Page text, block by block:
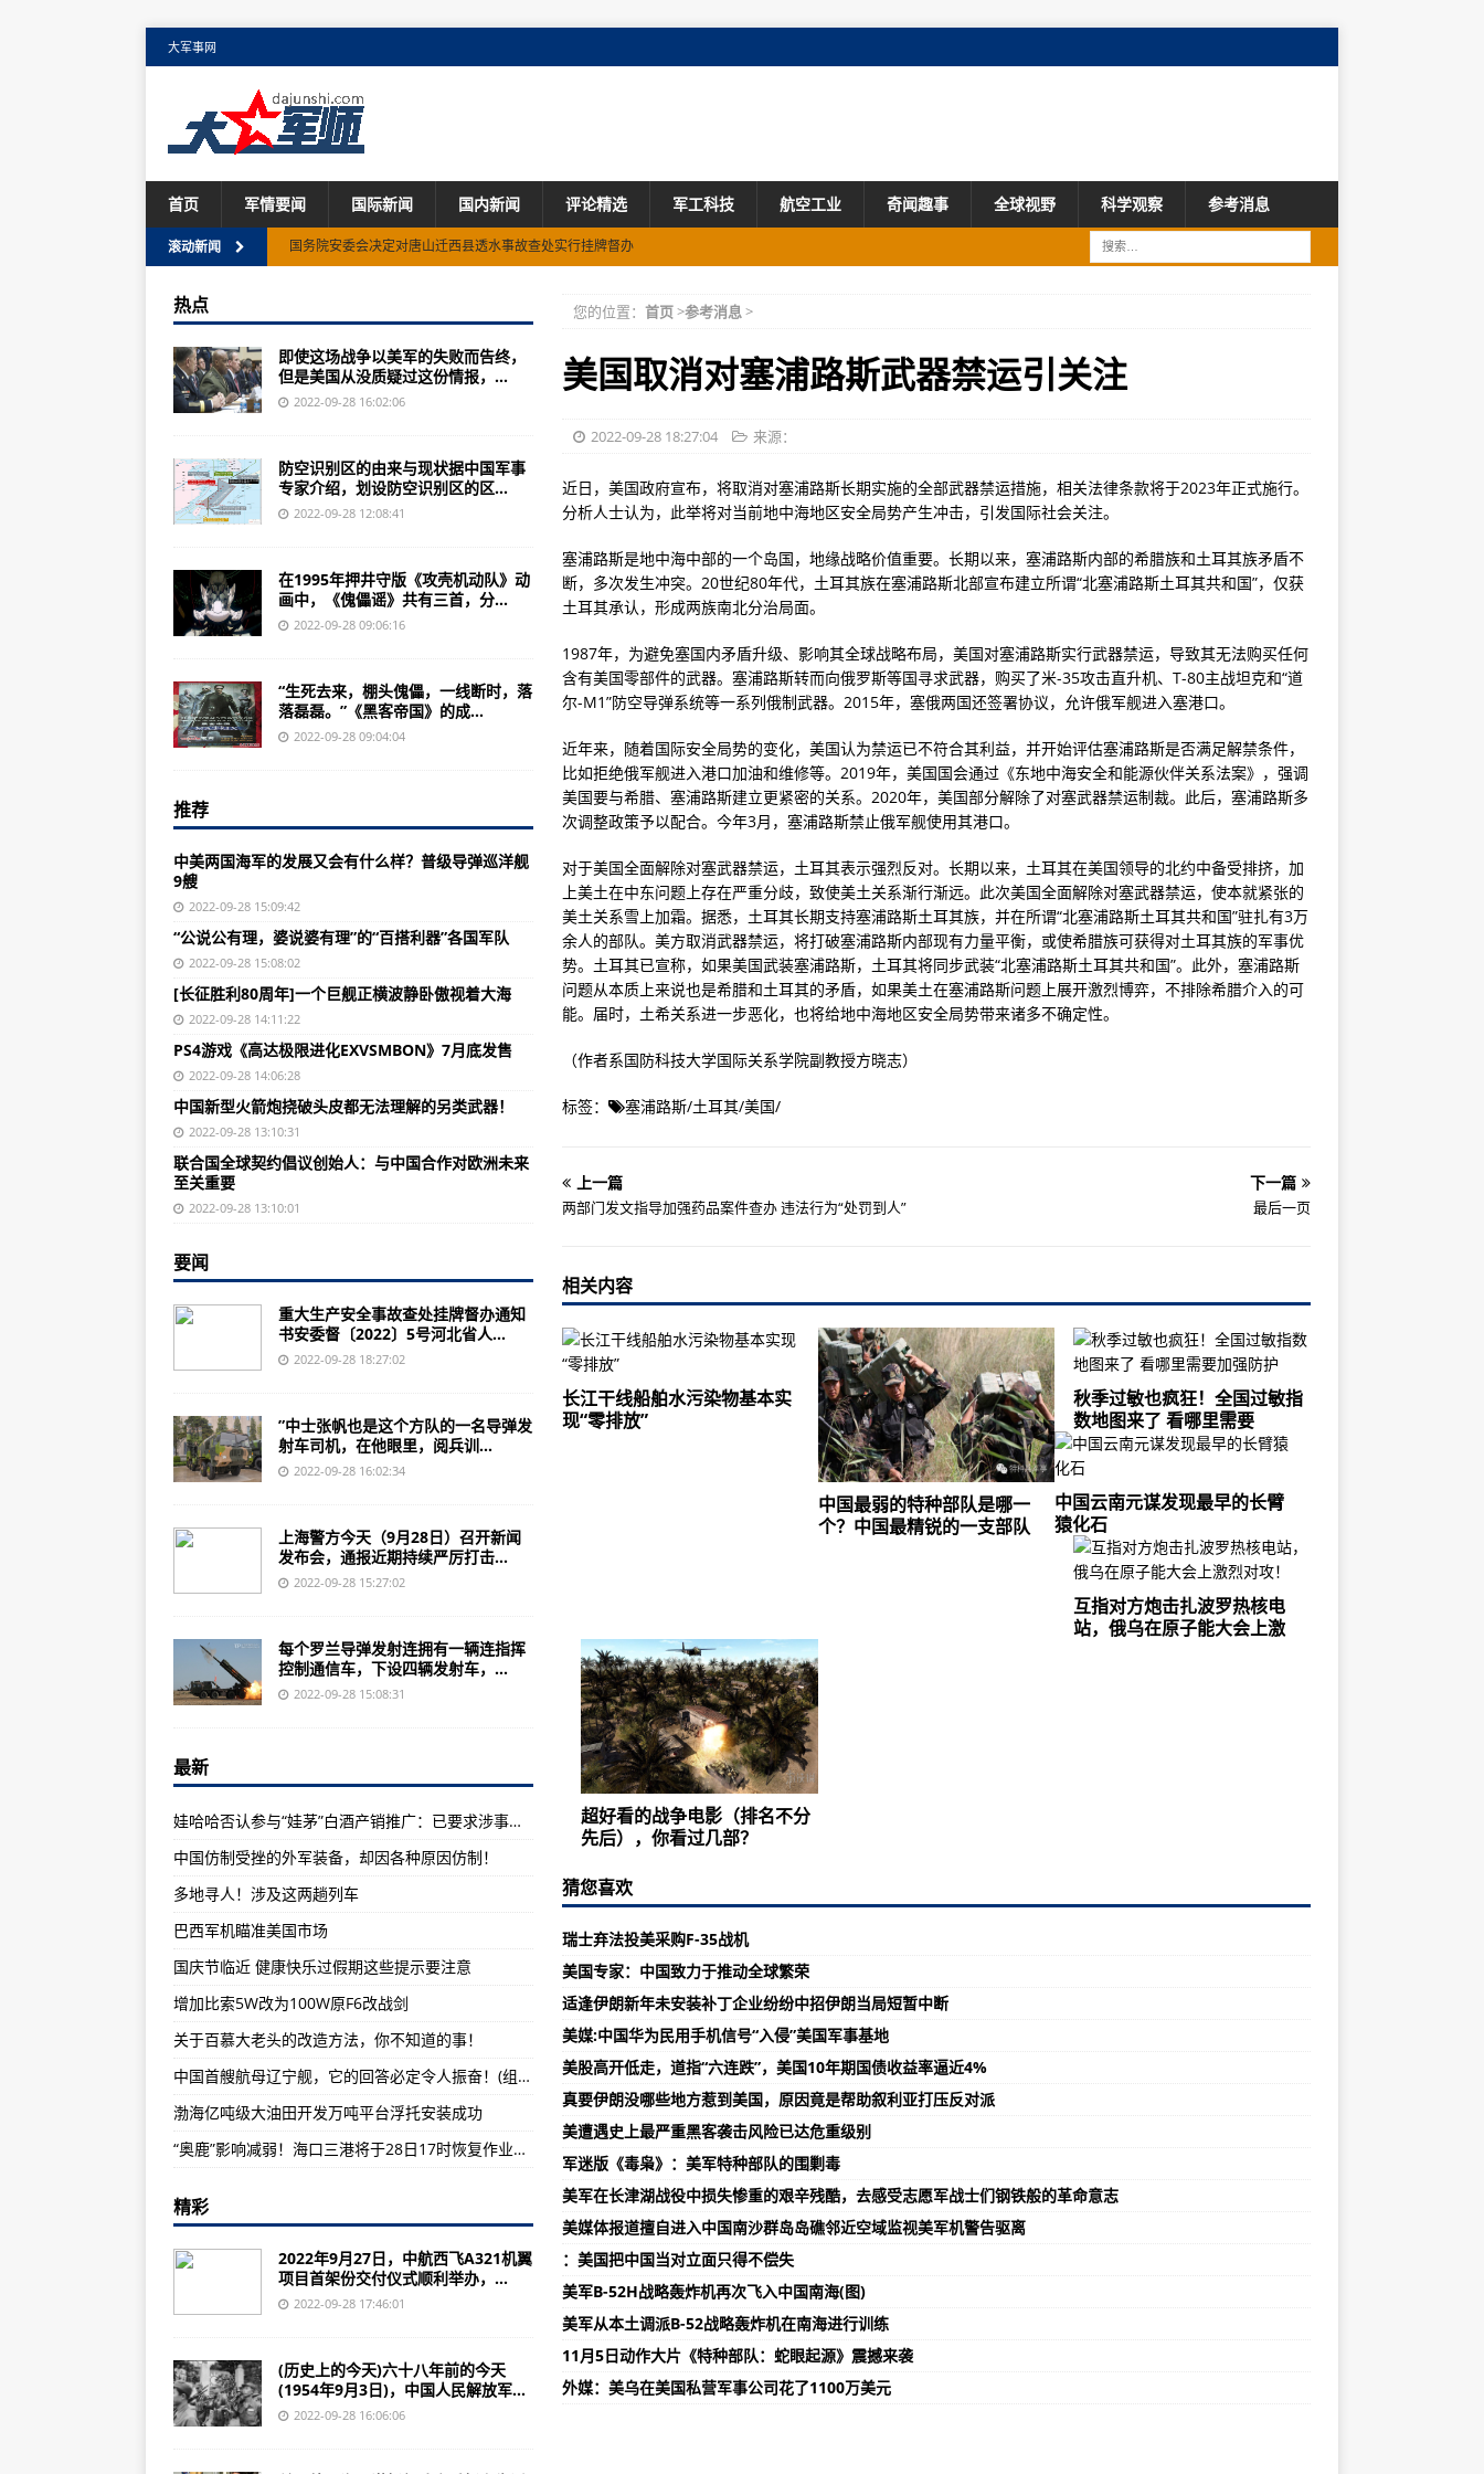
大军事网
首页 军情要闻 国际新闻 国内新闻 评论精选 军工科技 航空工业 奇闻趣事 全球视野 科学观察 参考消息
滚动新闻
国务院安委会决定对唐山迁西县透水事故查处实行挂牌督办
中国仿制受挫的外军装备，却因各种原因仿制！
051型导弹驱逐舰：中国海军中型水面舰只严重不足
新的管理暂行条例最新进展：基准军衔和辅助军衔(图)
阿富汗猎犬多少钱一只？智商低的原因是什么？
简氏防务周刊：巴基斯坦展示中国制造16轮导弹发射车
1958年7月叶飞火速回福州作战室接总参保密电话
中国最“金贵”的车：造价贵更是百倍
美国中情报局一九九四年高科技手段窃取志愿军秘密情报(图)
多地寻人！涉及这两趟列车
波兰向德国索赔揭开欧洲裂痕
两部门发文指导加强药品案件查办 违法行为“处罚到人”
上海警方侦破一批跨境赌博案 收缴资金资产1.7亿余元
中国空军战力排行榜：354对空搜索雷达(组图)
中美两国海军的发展又会有什么样？普级导弹巡洋舰9艘
世界航母百年历史：中国官兵的期盼和如山的重任
“公说公有理，婆说婆有理”的“百搭利器”各国军队
水浒中，武松，“酒壮怂人胆”，这种说法是否正确？
[长征胜利80周年]一个巨舰正横波静卧傲视着大海
台海紧张局势被佩洛西访台拱起来之后中国大规模军演
德国海军潜艇部队官兵艇上的生活环境和饮食条件
解放军单兵装备有多贵 万里马接待大秦基金、羽翰资产等机构调研
中国最弱的特种部队是哪一个？中国最精锐的一支部队
西藏军区边防部队中首见的“单兵外骨骼”装备“首次亮相”
通讯：中泰铁路建设逐步推进 区域互联互通图景渐清晰
中国首艘航母辽宁舰，它的回答必定令人振奋！(组图)
美国专家：中国致力于推动全球繁荣
联合国全球契约倡议创始人：与中国合作对欧洲未来至关重要
《高达破坏者3》评测：喜欢高达的小伙伴们
“机器狗”是战士们在枯燥的演习之后娱乐用的吗？
歼7、歼8等三代机占主力机型取得实质进展
美国取消对塞浦路斯武器禁运引关注
娃哈哈否认参与“娃茅”白酒产销推广：已要求涉事方立即停止不当宣传
您的位置： 首页>参考消息>
美国取消对塞浦路斯武器禁运引关注
2022-09-28 18:27:04 来源：
近日，美国政府宣布，将取消对塞浦路斯长期实施的全部武器禁运措施，相关法律条款将于2023年正式施行。
分析人士认为，此举将对当前地中海地区安全局势产生冲击，引发国际社会关注。
塞浦路斯是地中海中部的一个岛国，地缘战略价值重要。长期以来，塞浦路斯内部的希腊族和土耳其族矛盾不
断，多次发生冲突。20世纪80年代，土耳其族在塞浦路斯北部宣布建立所谓“北塞浦路斯土耳其共和国”，仅获
土耳其承认，形成两族南北分治局面。
1987年，为避免塞国内矛盾升级、影响其全球战略布局，美国对塞浦路斯实行武器禁运，导致其无法购买任何
含有美国零部件的武器。塞浦路斯转而向俄罗斯等国寻求武器，购买了米-35攻击直升机、T-80主战坦克和“道
尔-M1”防空导弹系统等一系列俄制武器。2015年，塞俄两国还签署协议，允许俄军舰进入塞港口。
近年来，随着国际安全局势的变化，美国认为禁运已不符合其利益，并开始评估塞浦路斯是否满足解禁条件，
比如拒绝俄军舰进入港口加油和维修等。2019年，美国国会通过《东地中海安全和能源伙伴关系法案》，强调
美国要与希腊、塞浦路斯建立更紧密的关系。2020年，美国部分解除了对塞武器禁运制裁。此后，塞浦路斯多
次调整政策予以配合。今年3月，塞浦路斯禁止俄军舰使用其港口。
对于美国全面解除对塞武器禁运，土耳其表示强烈反对。长期以来，土耳其在美国领导的北约中备受排挤，加
上美土在中东问题上存在严重分歧，致使美土关系渐行渐远。此次美国全面解除对塞武器禁运，使本就紧张的
美土关系雪上加霜。据悉，土耳其长期支持塞浦路斯土耳其族，并在所谓“北塞浦路斯土耳其共和国”驻扎有3万
余人的部队。美方取消武器禁运，将打破塞浦路斯内部现有力量平衡，或使希腊族可获得对土耳其族的军事优
势。土耳其已宣称，如果美国武装塞浦路斯，土耳其将同步武装“北塞浦路斯土耳其共和国”。此外，塞浦路斯
问题从本质上来说也是希腊和土耳其的矛盾，如果美土在塞浦路斯问题上展开激烈博弈，不排除希腊介入的可
能。届时，土希关系进一步恶化，也将给地中海地区安全局势带来诸多不确定性。
（作者系国防科技大学国际关系学院副教授方晓志）
标签： 塞浦路斯/土耳其/美国/
上一篇
两部门发文指导加强药品案件查办 违法行为“处罚到人”
下一篇
最后一页
相关内容
长江干线船舶水污染物基本实
现“零排放”
中国最弱的特种部队是哪一
个？中国最精锐的一支部队
秋季过敏也疯狂！全国过敏指
数地图来了 看哪里需要
中国云南元谋发现最早的长臂
猿化石
互指对方炮击扎波罗热核电
站，俄乌在原子能大会上激
超好看的战争电影（排名不分
先后），你看过几部？
猜您喜欢
瑞士弃法投美采购F-35战机
美国专家：中国致力于推动全球繁荣
适逢伊朗新年未安装补丁企业纷纷中招伊朗当局短暂中断
美媒:中国华为民用手机信号“入侵”美国军事基地
美股高开低走，道指“六连跌”，美国10年期国债收益率逼近4%
真要伊朗没哪些地方惹到美国，原因竟是帮助叙利亚打压反对派
美遭遇史上最严重黑客袭击风险已达危重级别
军迷版《毒枭》：美军特种部队的围剿毒
美军在长津湖战役中损失惨重的艰辛残酷，去感受志愿军战士们钢铁般的革命意志
美媒体报道擅自进入中国南沙群岛岛礁邻近空域监视美军机警告驱离
：美国把中国当对立面只得不偿失
美军B-52H战略轰炸机再次飞入中国南海(图)
美军从本土调派B-52战略轰炸机在南海进行训练
11月5日动作大片《特种部队：蛇眼起源》震撼来袭
外媒：美乌在美国私营军事公司花了1100万美元
热点
即使这场战争以美军的失败而告终，
但是美国从没质疑过这份情报，...
2022-09-28 16:02:06
防空识别区的由来与现状据中国军事
专家介绍，划设防空识别区的区...
2022-09-28 12:08:41
在1995年押井守版《攻壳机动队》动
画中，《傀儡谣》共有三首，分...
2022-09-28 09:06:16
“生死去来，棚头傀儡，一线断时，落
落磊磊。”《黑客帝国》的成...
2022-09-28 09:04:04
推荐
中美两国海军的发展又会有什么样？普级导弹巡洋舰
9艘
2022-09-28 15:09:42
“公说公有理，婆说婆有理”的“百搭利器”各国军队
2022-09-28 15:08:02
[长征胜利80周年]一个巨舰正横波静卧傲视着大海
2022-09-28 14:11:22
PS4游戏《高达极限进化EXVSMBON》7月底发售
2022-09-28 14:06:28
中国新型火箭炮挠破头皮都无法理解的另类武器！
2022-09-28 13:10:31
联合国全球契约倡议创始人：与中国合作对欧洲未来
至关重要
2022-09-28 13:10:01
要闻
重大生产安全事故查处挂牌督办通知
书安委督〔2022〕5号河北省人...
2022-09-28 18:27:02
”中士张帆也是这个方队的一名导弹发
射车司机，在他眼里，阅兵训...
2022-09-28 16:02:34
上海警方今天（9月28日）召开新闻
发布会，通报近期持续严厉打击...
2022-09-28 15:27:02
每个罗兰导弹发射连拥有一辆连指挥
控制通信车，下设四辆发射车，...
2022-09-28 15:08:31
最新
娃哈哈否认参与“娃茅”白酒产销推广：已要求涉事方立即停止不当宣传
中国仿制受挫的外军装备，却因各种原因仿制！
多地寻人！涉及这两趟列车
巴西军机瞄准美国市场
国庆节临近 健康快乐过假期这些提示要注意
增加比索5W改为100W原F6改战剑
关于百慕大老头的改造方法，你不知道的事！
中国首艘航母辽宁舰，它的回答必定令人振奋！(组图)
渤海亿吨级大油田开发万吨平台浮托安装成功
“奥鹿”影响减弱！海口三港将于28日17时恢复作业！未来2天海口仍有较强降水
精彩
2022年9月27日，中航西飞A321机翼
项目首架份交付仪式顺利举办，...
2022-09-28 17:46:01
(历史上的今天)六十八年前的今天
(1954年9月3日)，中国人民解放军...
2022-09-28 16:06:06